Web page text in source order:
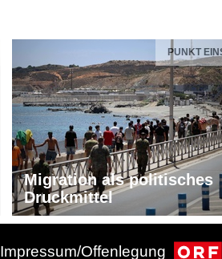
PUNKT
Migration als politisches
Druckmittel
Impressum/Offenlegung